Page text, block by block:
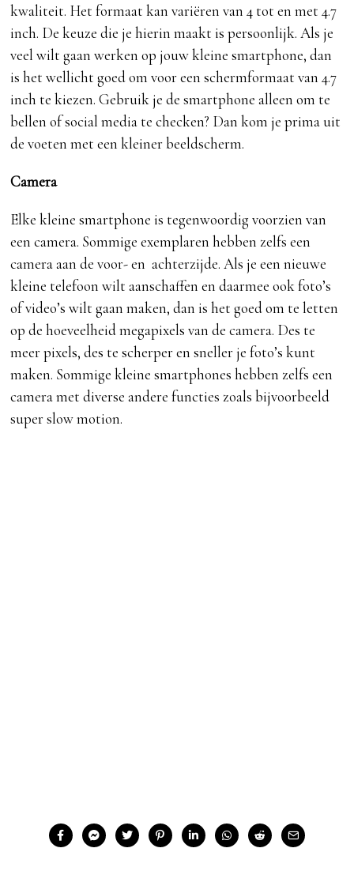
kwaliteit. Het formaat kan variëren van 4 tot en met 4.7
inch. De keuze die je hierin maakt is persoonlijk. Als je
veel wilt gaan werken op jouw kleine smartphone, dan
is het wellicht goed om voor een schermformaat van 4.7
inch te kiezen. Gebruik je de smartphone alleen om te
bellen of social media te checken? Dan kom je prima uit
de voeten met een kleiner beeldscherm.
Camera
Elke kleine smartphone is tegenwoordig voorzien van
een camera. Sommige exemplaren hebben zelfs een
camera aan de voor- en achterzijde. Als je een nieuwe
kleine telefoon wilt aanschaffen en daarmee ook foto’s
of video’s wilt gaan maken, dan is het goed om te letten
op de hoeveelheid megapixels van de camera. Des te
meer pixels, des te scherper en sneller je foto’s kunt
maken. Sommige kleine smartphones hebben zelfs een
camera met diverse andere functies zoals bijvoorbeeld
super slow motion.